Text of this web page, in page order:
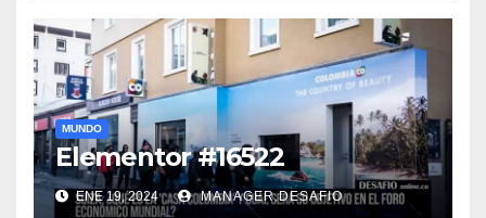
MUNDO
Elementor #16522
ENE 19, 2024 MANAGER.DESAFIO